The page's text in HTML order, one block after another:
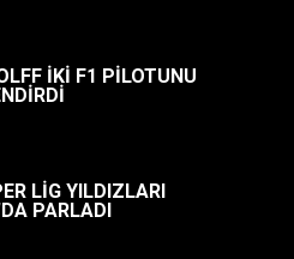
İKİ F1 PİLOTUNU
LİG YILDIZLARI
PARLADI